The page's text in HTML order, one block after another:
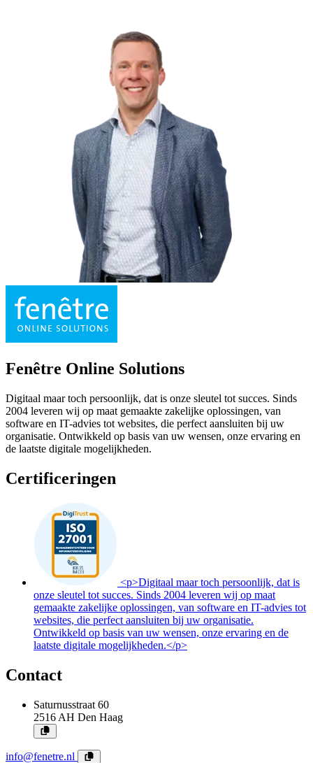
Fenêtre Online Solutions
Digitaal maar toch persoonlijk, dat is onze sleutel tot succes. Sinds
2004 leveren wij op maat gemaakte zakelijke oplossingen, van
software en IT-advies tot websites, die perfect aansluiten bij uw
organisatie. Ontwikkeld op basis van uw wensen, onze ervaring en
de laatste digitale mogelijkheden.
Certificeringen
<p>Digitaal maar toch persoonlijk, dat is
onze sleutel tot succes. Sinds 2004 leveren wij op maat
gemaakte zakelijke oplossingen, van software en IT-advies tot
websites, die perfect aansluiten bij uw organisatie.
Ontwikkeld op basis van uw wensen, onze ervaring en de
laatste digitale mogelijkheden.</p>
Contact
Saturnusstraat 60
2516 AH Den Haag
info@fenetre.nl